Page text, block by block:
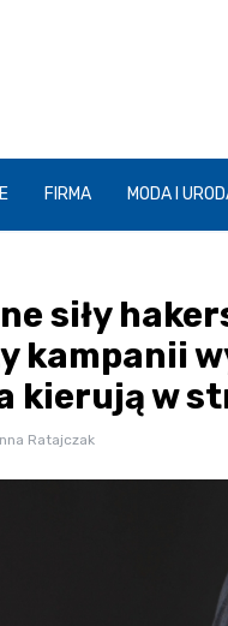
FIRMA MODA I
siły
kampanii
kierują w
Ratajczak